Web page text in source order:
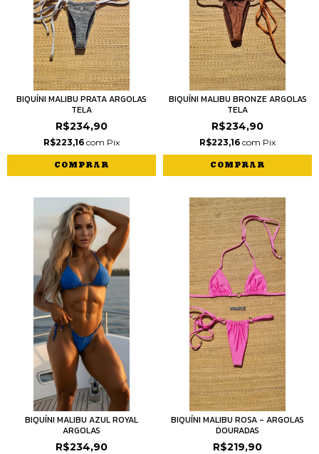
BIQUÍNI MALIBU PRATA ARGOLAS
TELA
R$234,90
R$223,16 com Pix
COMPRAR
BIQUÍNI MALIBU BRONZE ARGOLAS
TELA
R$234,90
R$223,16 com Pix
COMPRAR
BIQUÍNI MALIBU AZUL ROYAL
ARGOLAS
R$234,90
BIQUÍNI MALIBU ROSA - ARGOLAS
DOURADAS
R$219,90